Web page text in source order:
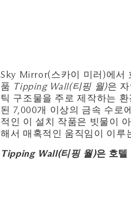
Sky Mirror(스카이 미러)에서
품 Tipping Wall(티핑 월)은
틱 구조물을 주로 제작하는
된 7,000개 이상의 금속 수로
적인 이 설치 작품은 빗물이
해서 매혹적인 움직임이 이루
Tipping Wall(티핑 월)은 호텔